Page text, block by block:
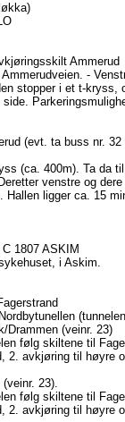
Ammerud
-
stopper i et t-kryss,
(evt. ta buss nr. 32
(ca. 400m). Ta da
venstre og
ligger ca. 15
1807 ASKIM
i Askim.
Drammen (veinr. 23)
følg skiltene til
2. avkjøring til høyre
23).
følg skiltene til
2. avkjøring til høyre